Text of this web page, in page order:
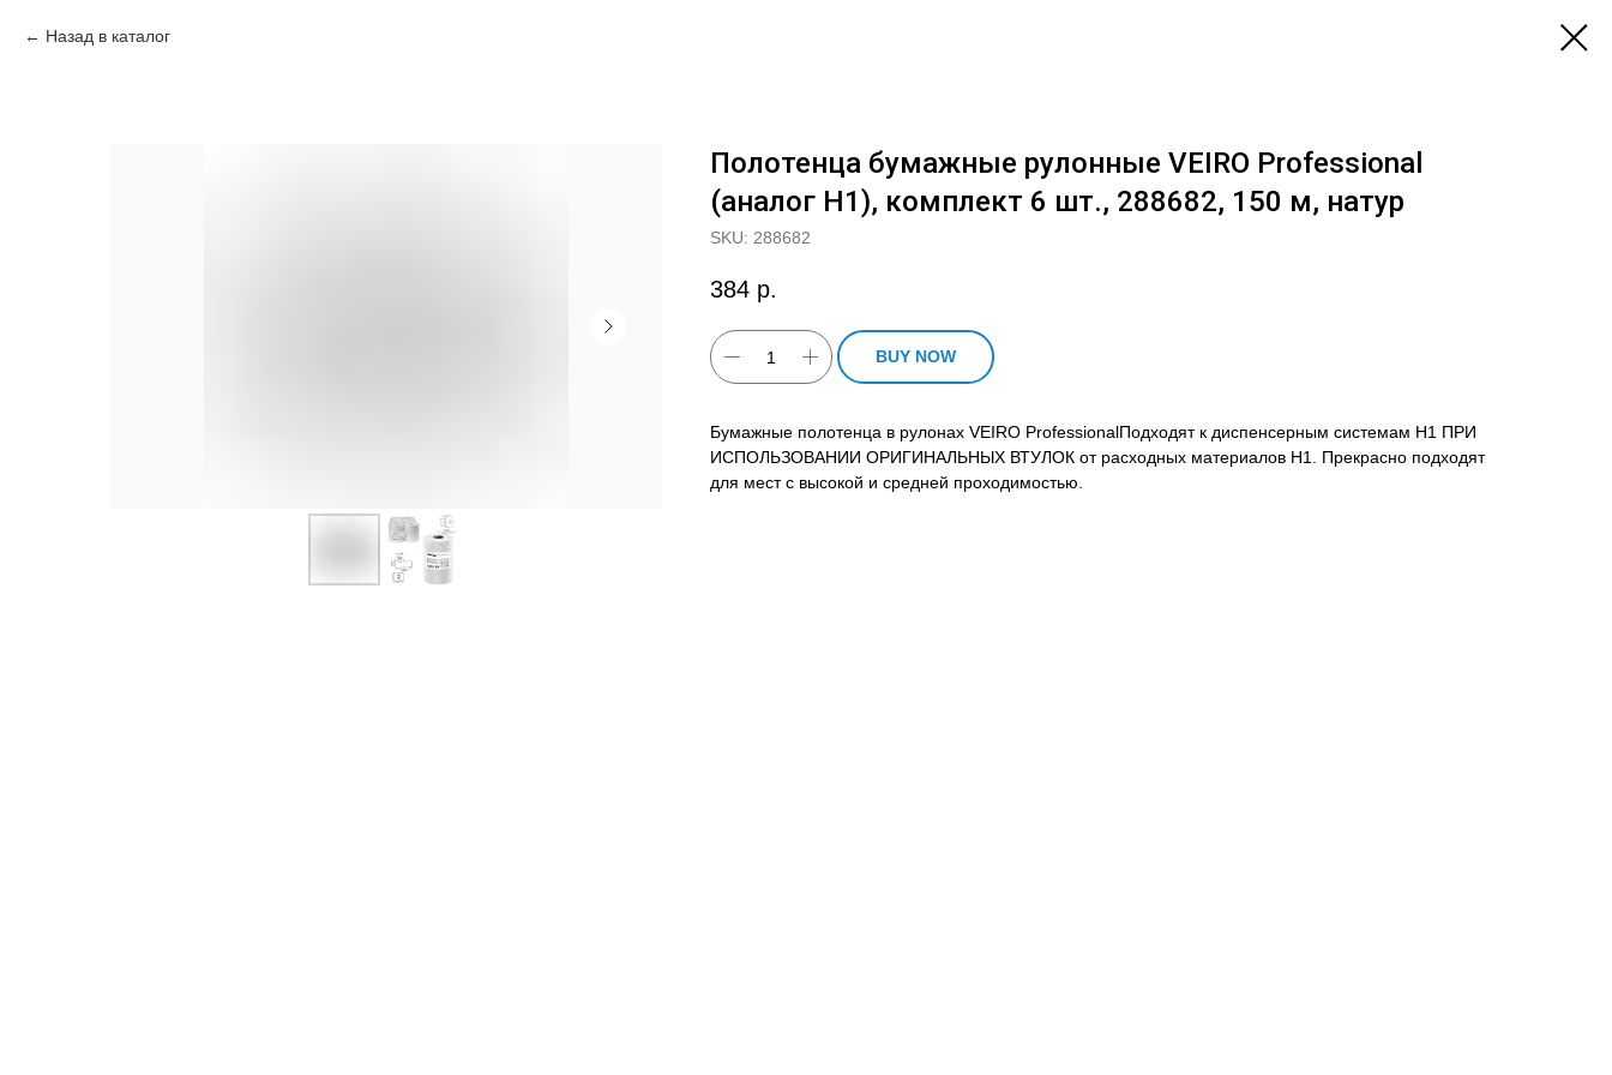
Назад в каталог
Полотенца бумажные рулонные VEIRO Professional
(аналог H1), комплект 6 шт., 288682, 150 м, натур
SKU: 288682
384 р.
BUY NOW
Бумажные полотенца в рулонах VEIRO ProfessionalПодходят к диспенсерным системам H1 ПРИ
ИСПОЛЬЗОВАНИИ ОРИГИНАЛЬНЫХ ВТУЛОК от расходных материалов H1. Прекрасно подходят
для мест с высокой и средней проходимостью.